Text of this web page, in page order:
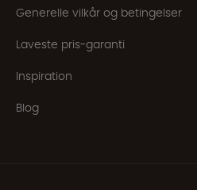
Generelle vilkår og betingelser
Laveste pris-garanti
Inspiration
Blog